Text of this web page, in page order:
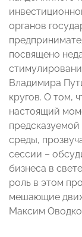
органов
посвящено
Владимира
кругов. О том,
настоящий
среды,
сессии –
бизнеса в
роль в этом
мешающие
Максим